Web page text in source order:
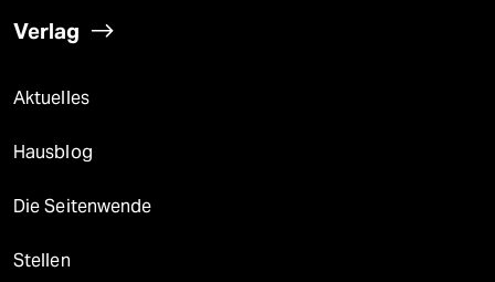
Verlag
Aktuelles
Hausblog
Die Seitenwende
Stellen